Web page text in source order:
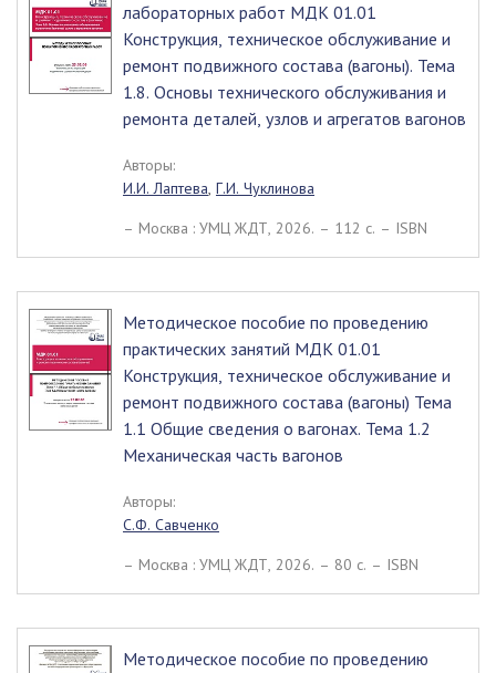
лабораторных работ МДК 01.01
Конструкция, техническое обслуживание и
ремонт подвижного состава (вагоны). Тема
1.8. Основы технического обслуживания и
ремонта деталей, узлов и агрегатов вагонов
Авторы:
И.И. Лаптева, Г.И. Чуклинова
– Москва : УМЦ ЖДТ, 2026. – 112 c. – ISBN
Методическое пособие по проведению
практических занятий МДК 01.01
Конструкция, техническое обслуживание и
ремонт подвижного состава (вагоны) Тема
1.1 Общие сведения о вагонах. Тема 1.2
Механическая часть вагонов
Авторы:
С.Ф. Савченко
– Москва : УМЦ ЖДТ, 2026. – 80 c. – ISBN
Методическое пособие по проведению